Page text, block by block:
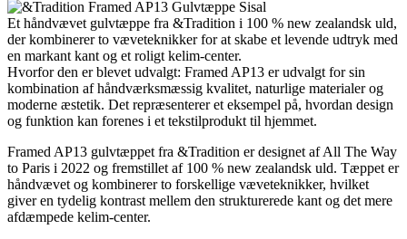
Et håndvævet gulvtæppe fra &Tradition i 100 % new zealandsk uld,
der kombinerer to væveteknikker for at skabe et levende udtryk med
en markant kant og et roligt kelim-center.
Hvorfor den er blevet udvalgt: Framed AP13 er udvalgt for sin
kombination af håndværksmæssig kvalitet, naturlige materialer og
moderne æstetik. Det repræsenterer et eksempel på, hvordan design
og funktion kan forenes i et tekstilprodukt til hjemmet.
Framed AP13 gulvtæppet fra &Tradition er designet af All The Way
to Paris i 2022 og fremstillet af 100 % new zealandsk uld. Tæppet er
håndvævet og kombinerer to forskellige væveteknikker, hvilket
giver en tydelig kontrast mellem den strukturerede kant og det mere
afdæmpede kelim-center.